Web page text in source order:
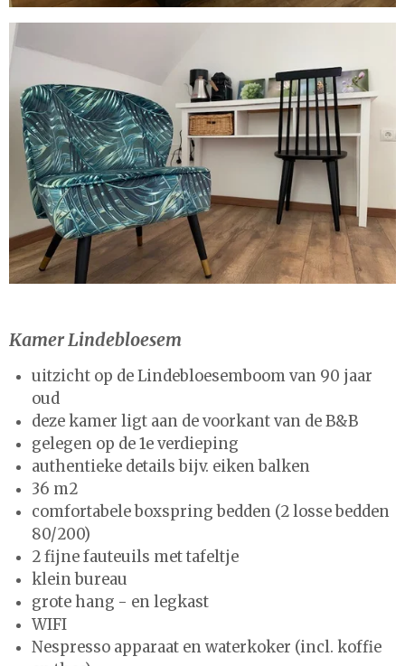
Kamer Lindebloesem
uitzicht op de Lindebloesemboom van 90 jaar
oud
deze kamer ligt aan de voorkant van de B&B
gelegen op de 1e verdieping
authentieke details bijv. eiken balken
36 m2
comfortabele boxspring bedden (2 losse bedden
80/200)
2 fijne fauteuils met tafeltje
klein bureau
grote hang - en legkast
WIFI
Nespresso apparaat en waterkoker (incl. koffie